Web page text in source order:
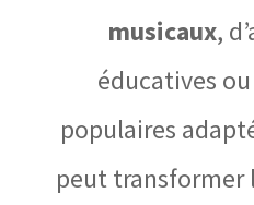
musicaux,
éducatives
populaires
peut transformer